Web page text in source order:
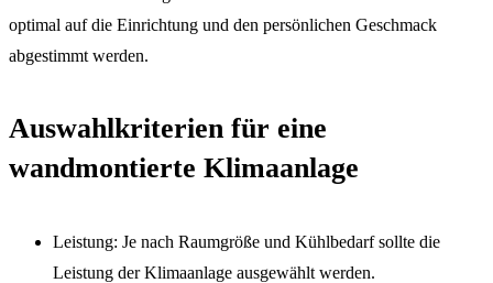
optimal auf die Einrichtung und den persönlichen Geschmack
abgestimmt werden.
Auswahlkriterien für eine
wandmontierte Klimaanlage
Leistung: Je nach Raumgröße und Kühlbedarf sollte die
Leistung der Klimaanlage ausgewählt werden.